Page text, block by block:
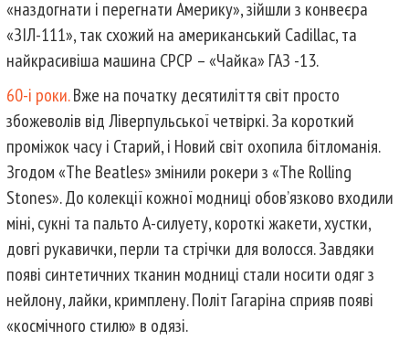
«наздогнати і перегнати Америку», зійшли з конвеєра
«ЗІЛ-111», так схожий на американський Cadillac, та
найкрасивіша машина СРСР – «Чайка» ГАЗ -13.
60-і роки.Вже на початку десятиліття світ просто
збожеволів від Ліверпульської четвіркі. За короткий
проміжок часу і Старий, і Новий світ охопила бітломанія.
Згодом «The Beatles» змінили рокери з «The Rolling
Stones». До колекції кожної модниці обов’язково входили
міні, сукні та пальто А-силуету, короткі жакети, хустки,
довгі рукавички, перли та стрічки для волосся. Завдяки
появі синтетичних тканин модниці стали носити одяг з
нейлону, лайки, кримплену. Політ Гагаріна сприяв появі
«космічного стилю» в одязі.